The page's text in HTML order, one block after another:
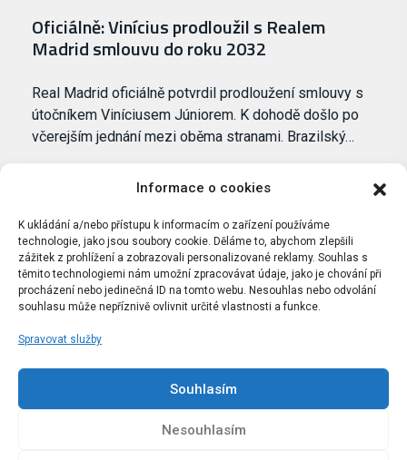
Informace o cookies
K ukládání a/nebo přístupu k informacím o zařízení používáme
technologie, jako jsou soubory cookie. Děláme to, abychom zlepšili
zážitek z prohlížení a zobrazovali personalizované reklamy. Souhlas s
těmito technologiemi nám umožní zpracovávat údaje, jako je chování při
procházení nebo jedinečná ID na tomto webu. Nesouhlas nebo odvolání
souhlasu může nepříznivě ovlivnit určité vlastnosti a funkce.
Spravovat služby
Souhlasím
Nesouhlasím
Oficiálně: Vinícius prodloužil s Realem
Madrid smlouvu do roku 2032
Real Madrid oficiálně potvrdil prodloužení smlouvy s
útočníkem Viníciusem Júniorem. K dohodě došlo po
včerejším jednání mezi oběma stranami. Brazilský…